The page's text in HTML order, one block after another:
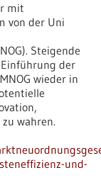
mit
von der Uni
Steigende
der
wieder in
wahren.
und-